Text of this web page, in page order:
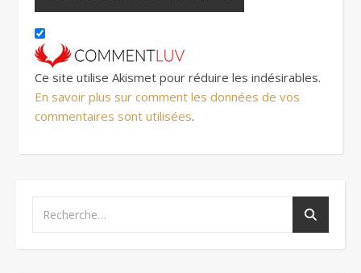
Ce site utilise Akismet pour réduire les indésirables.
En savoir plus sur comment les données de vos
commentaires sont utilisées.